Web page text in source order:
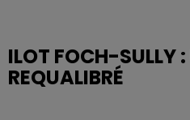
ILOT FOCH-SULLY
REQUALIBRÉ